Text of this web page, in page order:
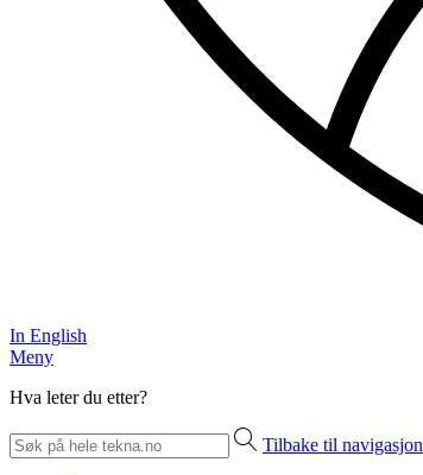
In English
Meny
Hva leter du etter?
Tilbake til navigasjon